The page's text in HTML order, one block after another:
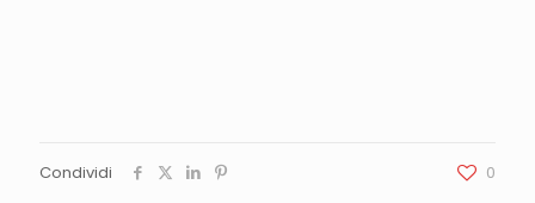
Condividi 0